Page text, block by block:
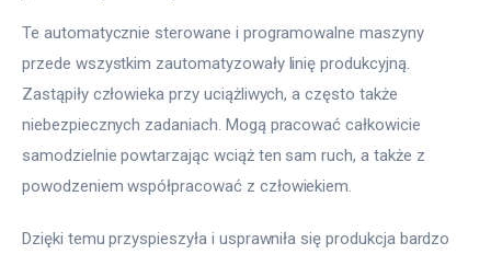
Te automatycznie sterowane i programowalne maszyny
przede wszystkim zautomatyzowały linię produkcyjną.
Zastąpiły człowieka przy uciążliwych, a często także
niebezpiecznych zadaniach. Mogą pracować całkowicie
samodzielnie powtarzając wciąż ten sam ruch, a także z
powodzeniem współpracować z człowiekiem.
Dzięki temu przyspieszyła i usprawniła się produkcja bardzo